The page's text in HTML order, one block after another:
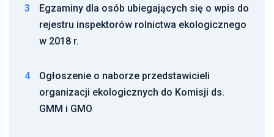
3
Egzaminy dla osób ubiegających się o wpis do
rejestru inspektorów rolnictwa ekologicznego
w 2018 r.
4
Ogłoszenie o naborze przedstawicieli
organizacji ekologicznych do Komisji ds.
GMM i GMO